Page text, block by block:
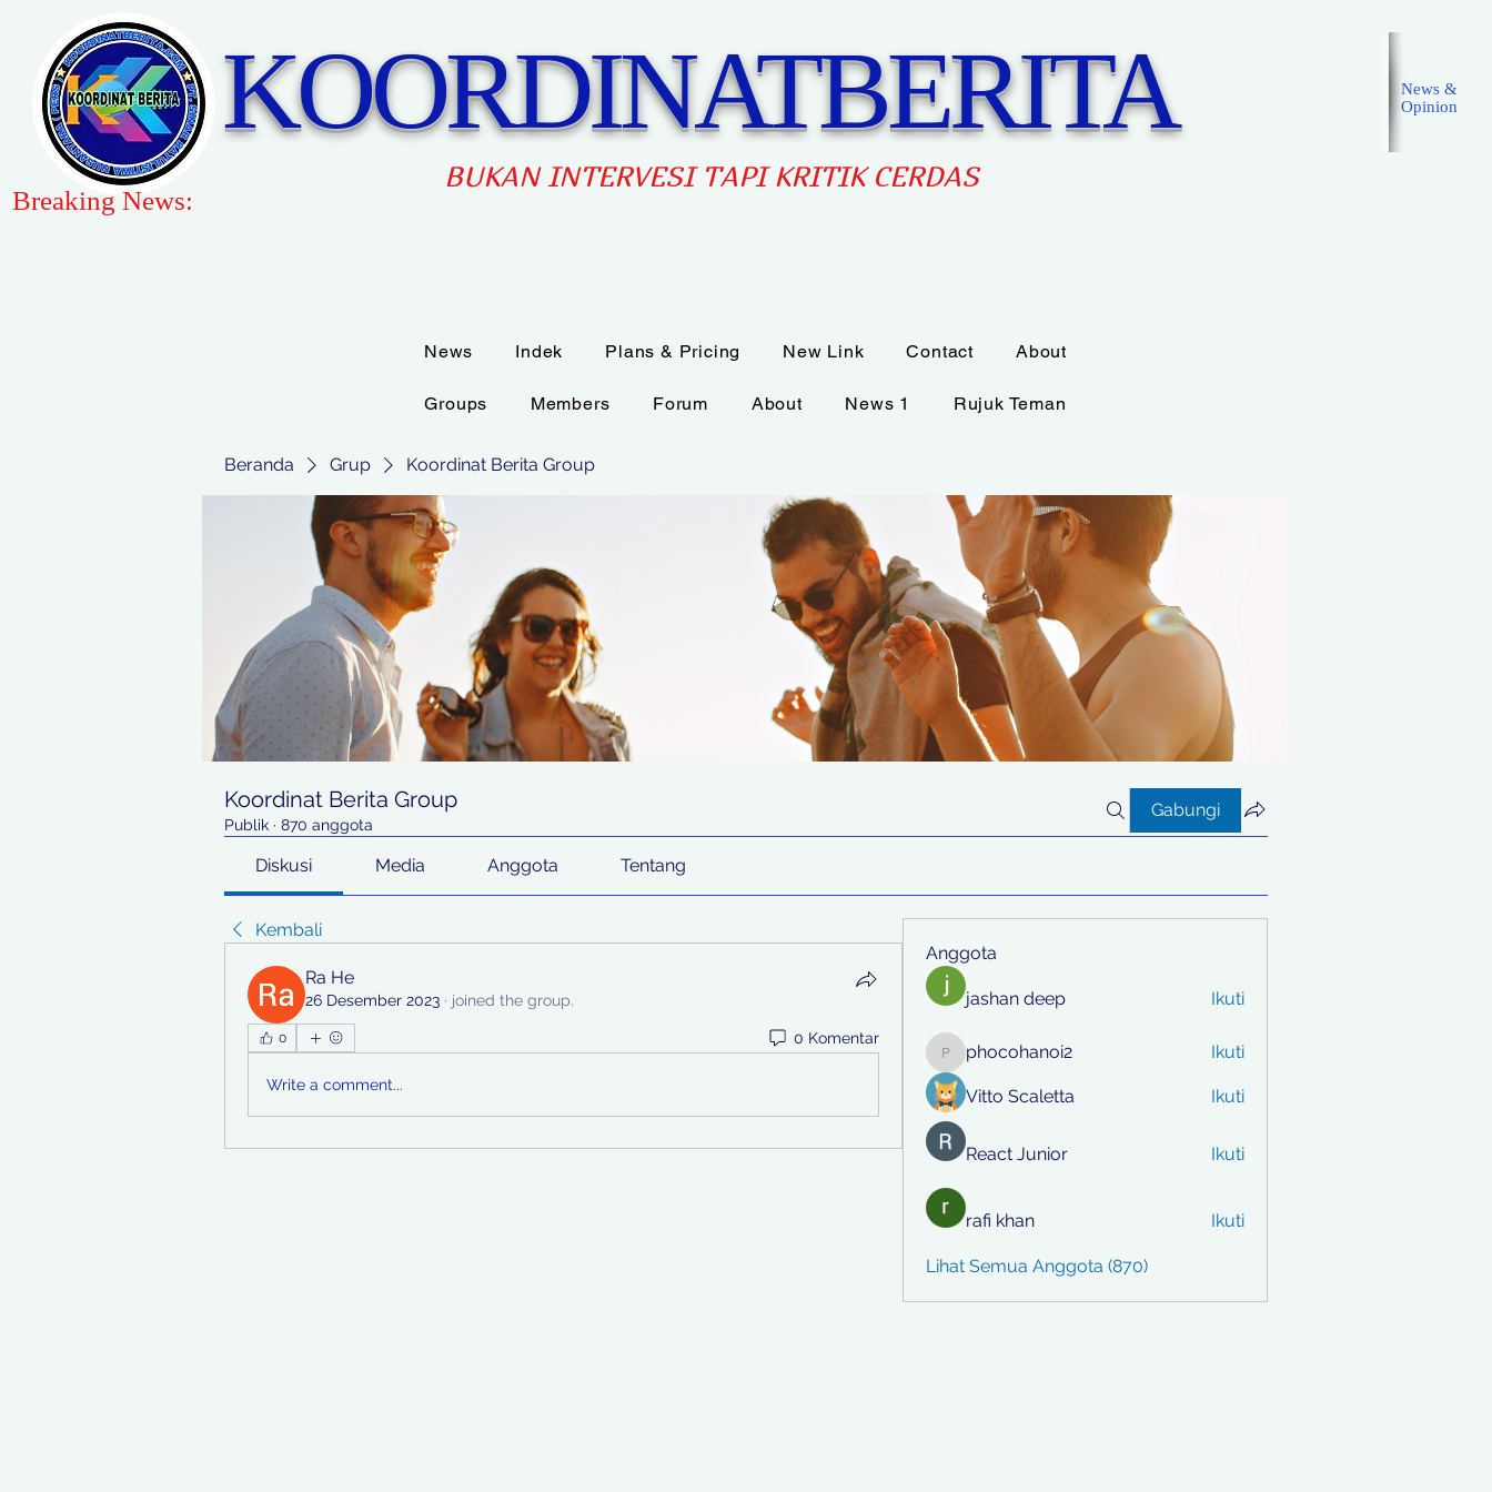
KOORDINATBERITA
BUKAN INTERVESI TAPI KRITIK CERDAS
News &
Opinion
Breaking News:
Beranda Grup Koordinat Berita Group
Koordinat Berita Group
Publik · 870 anggota
Gabungi
Diskusi Media Anggota Tentang
Kembali
Ra He
26 Desember 2023 · joined the group.
0 0 Komentar
Write a comment...
Anggota
jashan deep Ikuti
phocohanoi2
phocohanoi2 Ikuti
Vitto Scaletta Ikuti
React Junior Ikuti
rafi khan Ikuti
Lihat Semua Anggota (870)
News Indek Plans & Pricing New Link Contact About
Groups Members Forum About News 1 Rujuk Teman